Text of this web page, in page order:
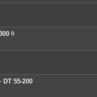
è
j
o
i
DT 55-200